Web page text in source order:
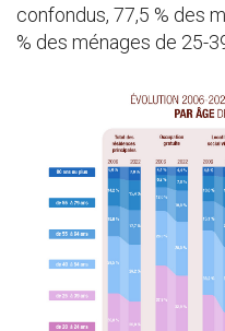
confondus, 77,5 % des
% des ménages de 25-